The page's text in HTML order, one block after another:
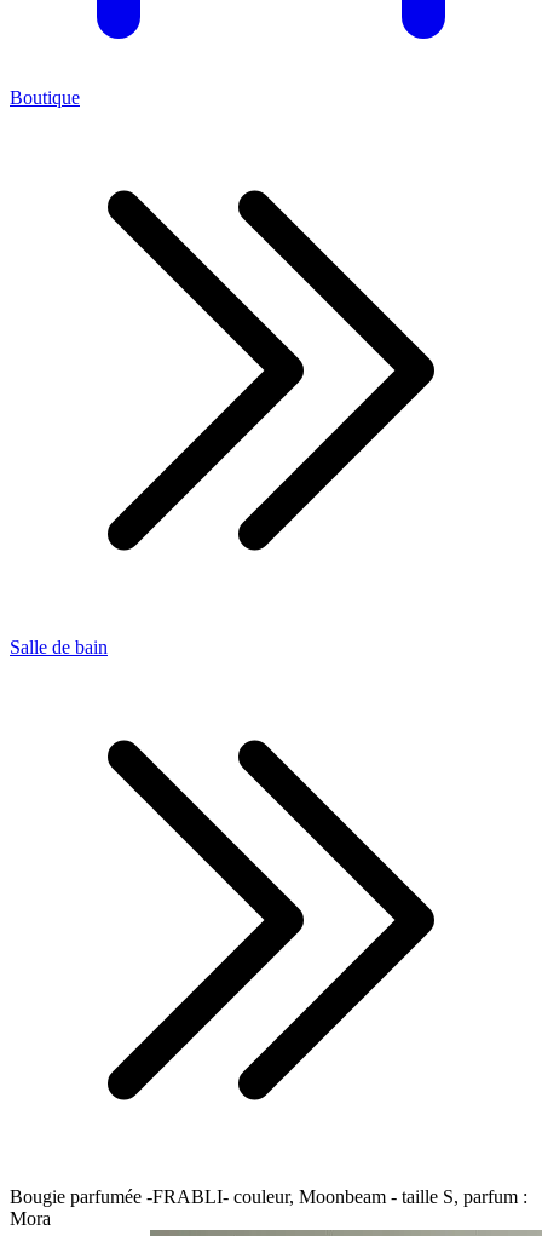
Boutique
Salle de bain
Bougie parfumée -FRABLI- couleur, Moonbeam - taille S, parfum :
Mora